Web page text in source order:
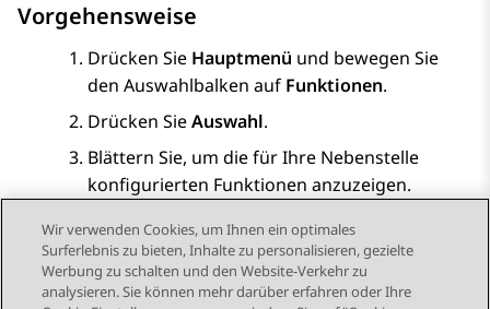
Vorgehensweise
Drücken Sie Hauptmenü und bewegen Sie
den Auswahlbalken auf Funktionen.
Drücken SieAuswahl.
Blättern Sie, um die für Ihre Nebenstelle
konfigurierten Funktionen anzuzeigen.
Send Feedback
Wir verwenden Cookies, um Ihnen ein optimales
Surferlebnis zu bieten, Inhalte zu personalisieren, gezielte
Werbung zu schalten und den Website-Verkehr zu
analysieren. Sie können mehr darüber erfahren oder Ihre